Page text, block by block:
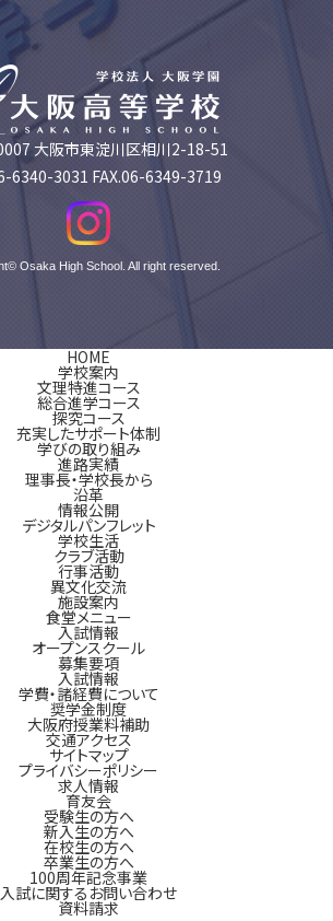
大阪市東淀川区相川2-18-51
6340-3031 FAX.06-6349-3719
Osaka High School. All right reserved.
HOME
学校案内
文理特進コース
総合進学コース
探究コース
充実したサポート体制
学びの取り組み
進路実績
理事長・学校長から
沿革
情報公開
デジタルパンフレット
学校生活
クラブ活動
行事活動
異文化交流
施設案内
食堂メニュー
入試情報
オープンスクール
募集要項
入試情報
学費・諸経費について
奨学金制度
大阪府授業料補助
交通アクセス
サイトマップ
プライバシーポリシー
求人情報
育友会
受験生の方へ
新入生の方へ
在校生の方へ
卒業生の方へ
100周年記念事業
入試に関するお問い合わせ
資料請求